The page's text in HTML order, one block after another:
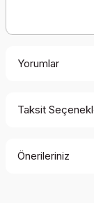
Yorumlar
Taksit
Önerileriniz